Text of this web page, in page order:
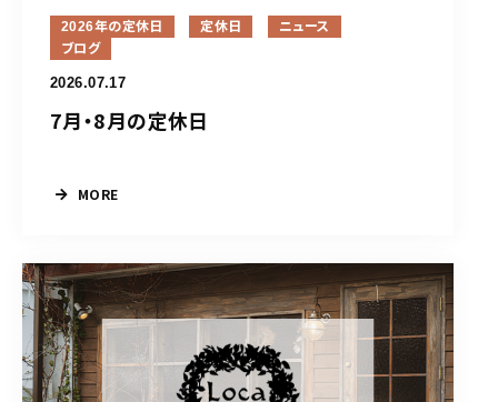
2026年の定休日 定休日
ニュース
ブログ
2026.07.17
7月・8月の定休日
MORE